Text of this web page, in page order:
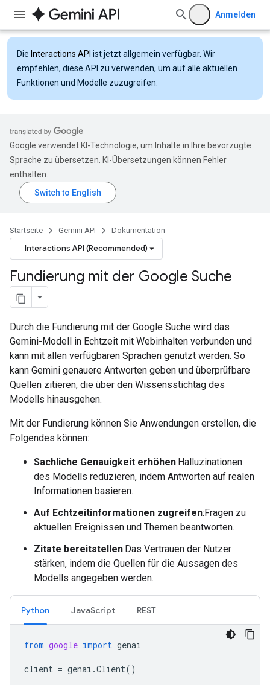
Anmelden
Die Interactions API ist jetzt allgemein verfügbar. Wir
empfehlen, diese API zu verwenden, um auf alle aktuellen
Funktionen und Modelle zuzugreifen.
Google verwendet KI-Technologie, um Inhalte in Ihre bevorzugte
Sprache zu übersetzen. KI-Übersetzungen können Fehler
enthalten.
Startseite Gemini API Dokumentation
Interactions API (Recommended)
Fundierung mit der Google Suche
Durch die Fundierung mit der Google Suche wird das
Gemini-Modell in Echtzeit mit Webinhalten verbunden und
kann mit allen verfügbaren Sprachen genutzt werden. So
kann Gemini genauere Antworten geben und überprüfbare
Quellen zitieren, die über den Wissensstichtag des
Modells hinausgehen.
Mit der Fundierung können Sie Anwendungen erstellen, die
Folgendes können:
Sachliche Genauigkeit erhöhen:Halluzinationen
des Modells reduzieren, indem Antworten auf realen
Informationen basieren.
Auf Echtzeitinformationen zugreifen:Fragen zu
aktuellen Ereignissen und Themen beantworten.
Zitate bereitstellen:Das Vertrauen der Nutzer
stärken, indem die Quellen für die Aussagen des
Modells angegeben werden.
Python JavaScript REST
from google import genai
client = genai .Client()